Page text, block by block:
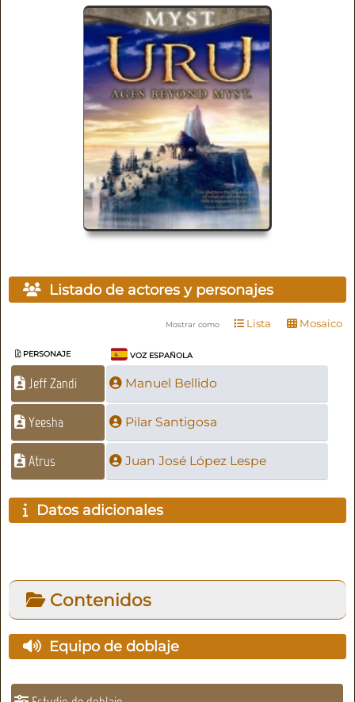
Listado de actores y personajes
Mostrar como Lista Mosaico
PERSONAJE VOZ ESPAÑOLA
Jeff Zandi Manuel Bellido
Yeesha Pilar Santigosa
Atrus Juan José López Lespe
Datos adicionales
Contenidos
Equipo de doblaje